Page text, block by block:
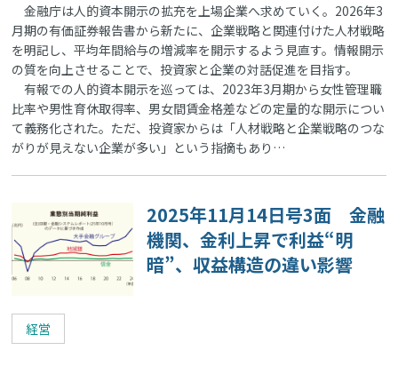
金融庁は人的資本開示の拡充を上場企業へ求めていく。2026年3
月期の有価証券報告書から新たに、企業戦略と関連付けた人材戦略
を明記し、平均年間給与の増減率を開示するよう見直す。情報開示
の質を向上させることで、投資家と企業の対話促進を目指す。
有報での人的資本開示を巡っては、2023年3月期から女性管理職
比率や男性育休取得率、男女間賃金格差などの定量的な開示につい
て義務化された。ただ、投資家からは「人材戦略と企業戦略のつな
がりが見えない企業が多い」という指摘もあり…
2025年11月14日号3面 金融
機関、金利上昇で利益“明
暗”、収益構造の違い影響
経営